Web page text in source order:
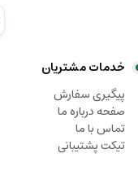
خدمات مشتریان
پیگیری سفارش
صفحه درباره ما
تماس با ما
تیکت پشتیبانی